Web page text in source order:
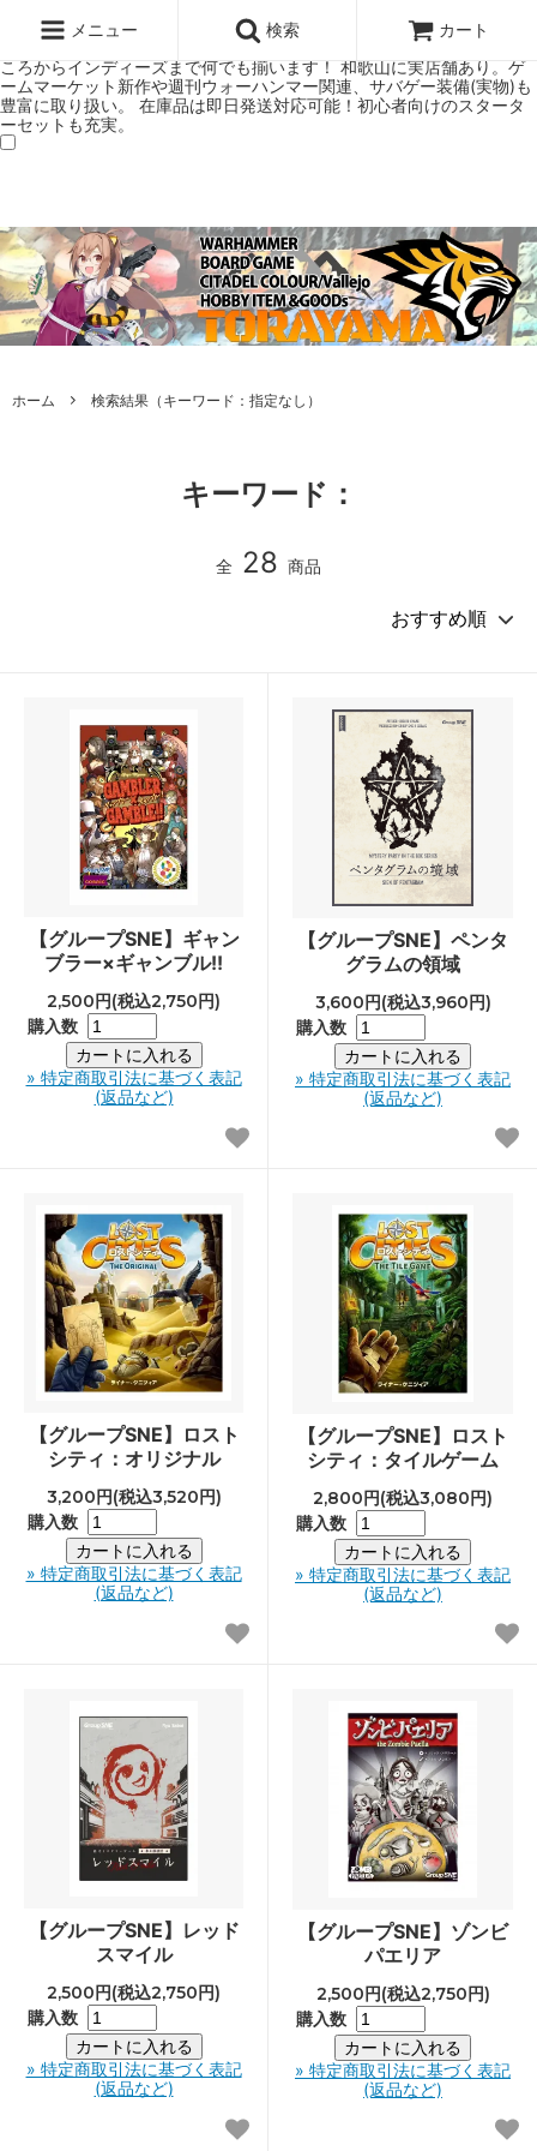
ミアムショップTORAYAMA。通販・オンラインショップです！ ウォー
ハンマーとボードゲームのことなら当店へ！ボードゲームもメジャーど
ころからインディーズまで何でも揃います！ 和歌山に実店舗あり。ゲ
ームマーケット新作や週刊ウォーハンマー関連、サバゲー装備(実物)も
豊富に取り扱い。 在庫品は即日発送対応可能！初心者向けのスタータ
ーセットも充実。
メニュー 検索 カート
ホーム 検索結果（キーワード：指定なし）
キーワード：
全 28 商品
【グループSNE】ギャン
ブラー×ギャンブル!!
2,500円(税込2,750円)
購入数
» 特定商取引法に基づく表記
(返品など)
【グループSNE】ペンタ
グラムの領域
3,600円(税込3,960円)
購入数
» 特定商取引法に基づく表記
(返品など)
【グループSNE】ロスト
シティ：オリジナル
3,200円(税込3,520円)
購入数
» 特定商取引法に基づく表記
(返品など)
【グループSNE】ロスト
シティ：タイルゲーム
2,800円(税込3,080円)
購入数
» 特定商取引法に基づく表記
(返品など)
【グループSNE】レッド
スマイル
2,500円(税込2,750円)
購入数
» 特定商取引法に基づく表記
(返品など)
【グループSNE】ゾンビ
パエリア
2,500円(税込2,750円)
購入数
» 特定商取引法に基づく表記
(返品など)